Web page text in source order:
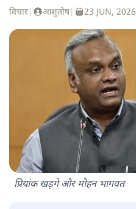
विचार आशुतोष| 23 JUN, 2026
प्रियांक खड़गे और मोहन भागवत